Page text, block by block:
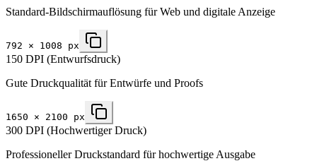
Standard-Bildschirmauflösung für Web und digitale Anzeige
792 × 1008 px
150 DPI (Entwurfsdruck)
Gute Druckqualität für Entwürfe und Proofs
1650 × 2100 px
300 DPI (Hochwertiger Druck)
Professioneller Druckstandard für hochwertige Ausgabe